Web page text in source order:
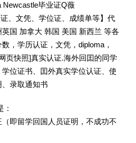
Newcastle毕业证Q薇
、文凭、学位证、成绩单等】代
国 加拿大 韩国 美国 新西兰 等各
，学历认证，文凭，diploma，
页快照]真实认证.海外回囯的同学
位证书、囯外真实学位认证、使
录取通知书
即留学回国人员证明，不成功不